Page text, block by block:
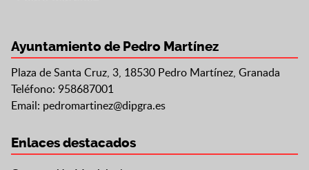
Ayuntamiento de Pedro Martínez
Plaza de Santa Cruz, 3, 18530 Pedro Martínez, Granada
Teléfono: 958687001
Email: pedromartinez@dipgra.es
Enlaces destacados